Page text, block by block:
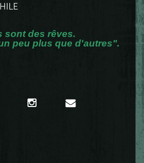
sont des rêves.
peu plus que d'autres".